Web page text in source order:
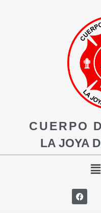
CUERPO
LA JOYA